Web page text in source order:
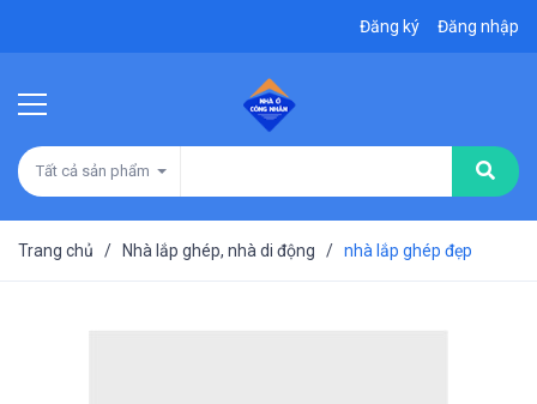
Đăng ký Đăng nhập
Tất cả sản phẩm
Trang chủ / Nhà lắp ghép, nhà di động / nhà lắp ghép đẹp